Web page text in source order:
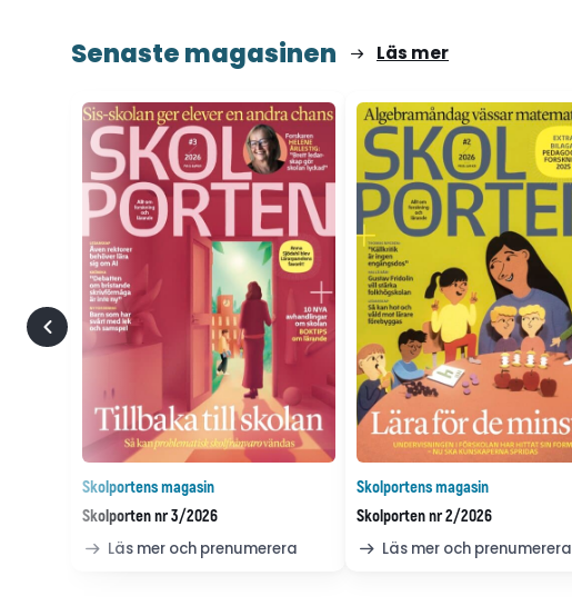
Senaste magasinen Läs mer
Skolportens magasin
Skolporten nr 3/2026
Läs mer och prenumerera
Skolportens magasin
Skolporten nr 2/2026
Läs mer och prenumerera